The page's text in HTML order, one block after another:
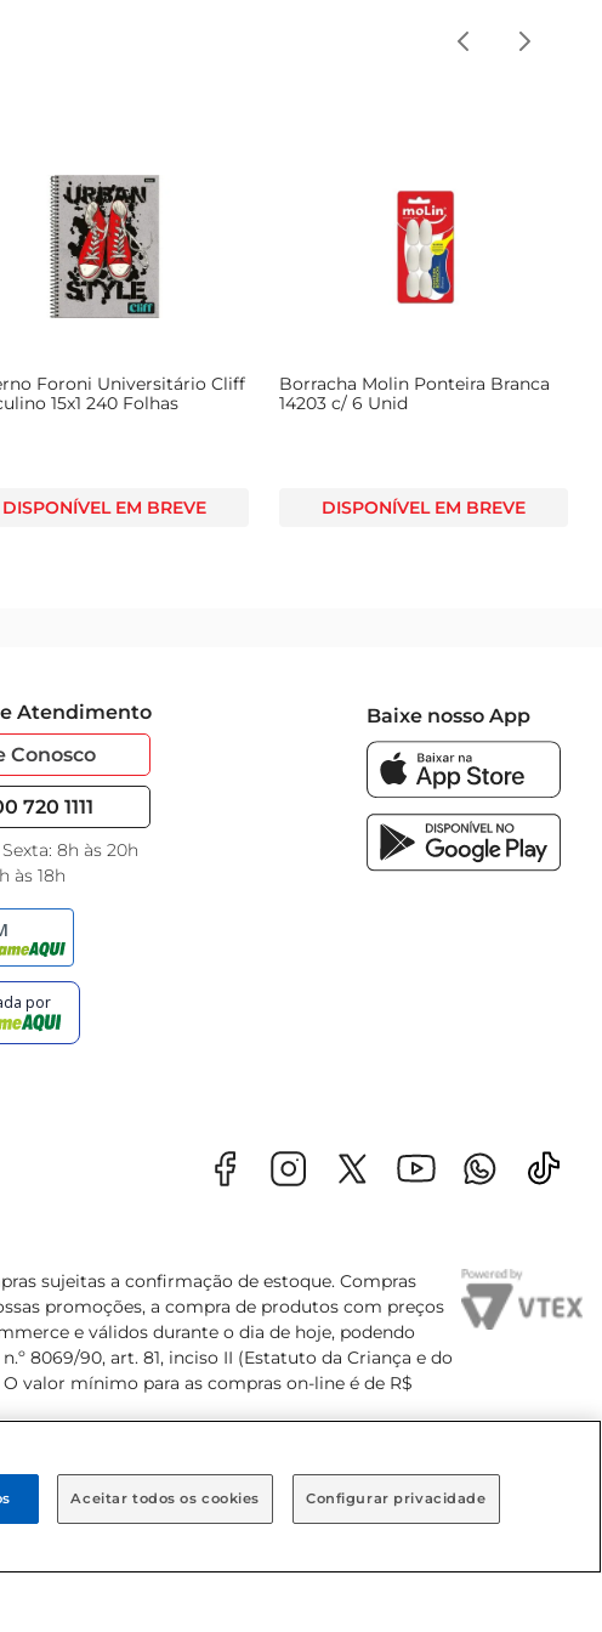
Foroni Universitário Cliff
15x1 240 Folhas
DISPONÍVEL EM BREVE
Borracha Molin Ponteira Branca
14203 c/ 6 Unid
DISPONÍVEL EM BREVE
Atendimento
Conosco
720 1111
8h às 20h
às 18h
Baixe nosso App
sujeitas a confirmação de estoque. Compras
promoções, a compra de produtos com preços
e válidos durante o dia de hoje, podendo
8069/90, art. 81, inciso II (Estatuto da Criança e do
valor mínimo para as compras on-line é de R$
Configurar privacidade
Aceitar todos os cookies